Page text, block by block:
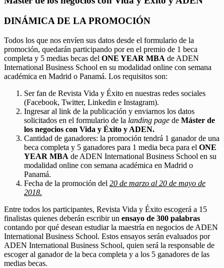
DINÁMICA DE LA PROMOCIÓN
Todos los que nos envíen sus datos desde el formulario de la
promoción, quedarán participando por en el premio de 1 beca
completa y 5 medias becas del ONE YEAR MBA de ADEN
International Business School en su modalidad online con semana
académica en Madrid o Panamá. Los requisitos son:
Ser fan de Revista Vida y Éxito en nuestras redes sociales
(Facebook, Twitter, Linkedin e Instagram).
Ingresar al link de la publicación y enviarnos los datos
solicitados en el formulario de la landing page de Máster de
los negocios con Vida y Éxito y ADEN.
Cantidad de ganadores: la promoción tendrá 1 ganador de una
beca completa y 5 ganadores para 1 media beca para el ONE
YEAR MBA de ADEN International Business School en su
modalidad online con semana académica en Madrid o
Panamá.
Fecha de la promoción del 20 de marzo al 20 de mayo de
2018.
Entre todos los participantes, Revista Vida y Éxito escogerá a 15
finalistas quienes deberán escribir un ensayo de 300 palabras
contando por qué desean estudiar la maestría en negocios de ADEN
International Business School. Estos ensayos serán evaluados por
ADEN International Business School, quien será la responsable de
escoger al ganador de la beca completa y a los 5 ganadores de las
medias becas.